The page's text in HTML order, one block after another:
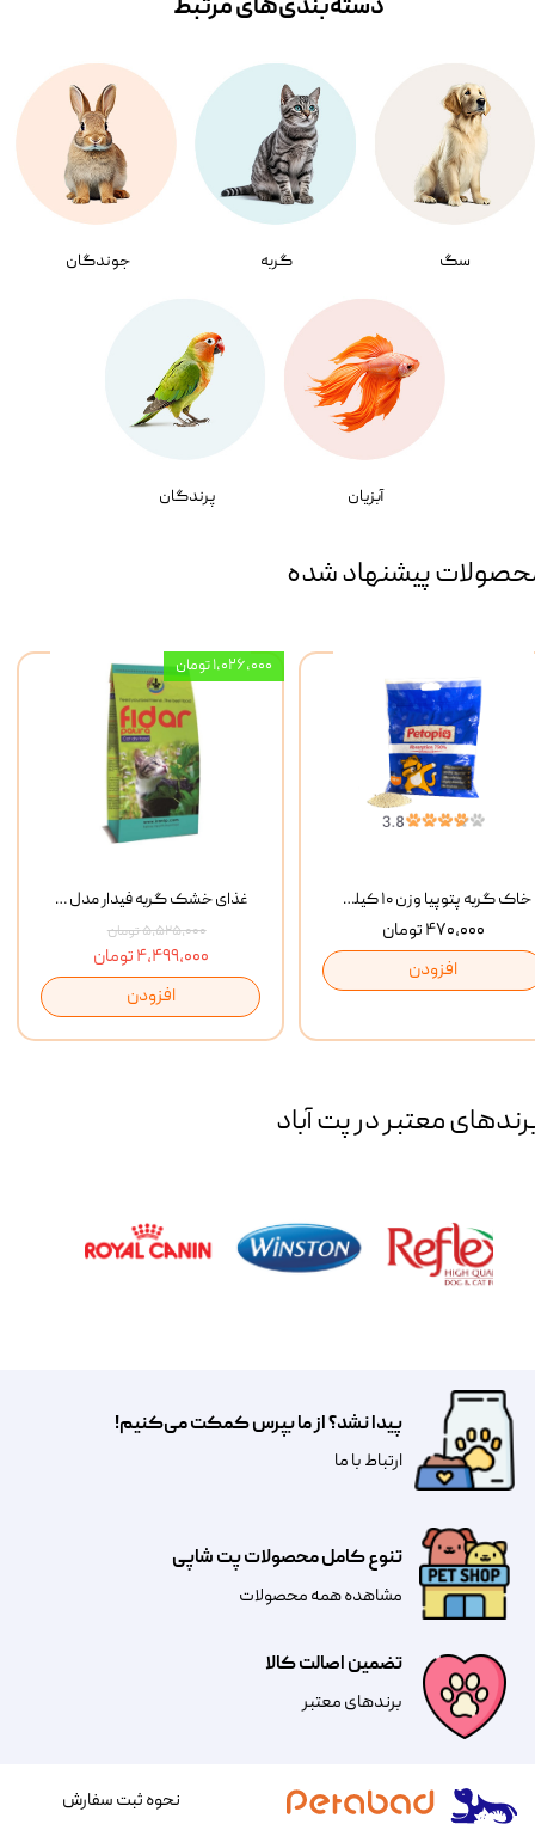
سگ گربه جوندگان
آبزیان پرندگان
دسته‌بندی‌‌های مرتبط
پیشنهاد شده
غذای خشک گربه فیدار مدل Adult وزن 10 کیلوگرم
۵,۵۲۵,۰۰۰ تومان
۴,۴۹۹,۰۰۰ تومان
افزودن
۱,۰۲۶,۰۰۰ تومان
خاک گربه پتوپیا وزن ۱۰ کیلوگرم
۴۷۰,۰۰۰ تومان
افزودن
معتبر در پت آباد
تضمین اصالت کالا
​​برندهای معتبر​​​​​​​
تنوع کامل محصولات پت شاپی
مشاهده همه محصولات
پیدا نشد؟ از ما بپرس کمکت می‌کنیم!
​​​ارتباط با ما
نحوه ثبت سفارش